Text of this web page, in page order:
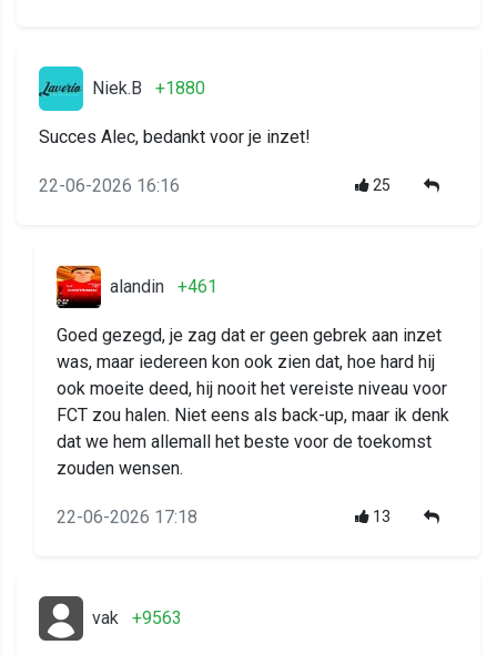
Niek.B +1880
Succes Alec, bedankt voor je inzet!
22-06-2026 16:16 25
alandin +461
Goed gezegd, je zag dat er geen gebrek aan inzet
was, maar iedereen kon ook zien dat, hoe hard hij
ook moeite deed, hij nooit het vereiste niveau voor
FCT zou halen. Niet eens als back-up, maar ik denk
dat we hem allemall het beste voor de toekomst
zouden wensen.
22-06-2026 17:18 13
vak +9563